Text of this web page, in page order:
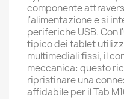
componente
l'alimentazione e si
periferiche USB. Con
tipico dei tablet
multimediali fissi, il
meccanica: questo
ripristinare una
affidabile per il Tab